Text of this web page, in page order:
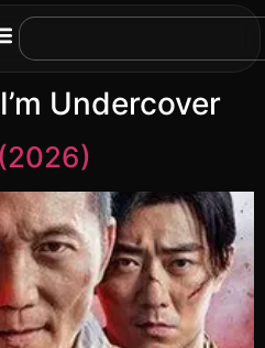
Undercover